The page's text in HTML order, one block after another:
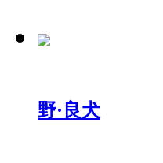
野·良犬